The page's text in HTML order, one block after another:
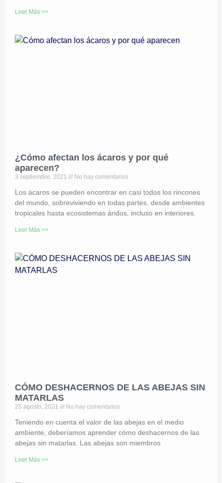
Leer Más >>
¿Cómo afectan los ácaros y por qué
aparecen?
3 septiembre, 2021 No hay comentarios
Los ácaros se pueden encontrar en casi todos los rincones
del mundo, sobreviviendo en todas partes, desde ambientes
tropicales hasta ecosistemas áridos, incluso en interiores.
Leer Más >>
CÓMO DESHACERNOS DE LAS ABEJAS SIN
MATARLAS
25 agosto, 2021 No hay comentarios
Teniendo en cuenta el valor de las abejas en el medio
ambiente, deberíamos aprender cómo deshacernos de las
abejas sin matarlas. Las abejas son miembros
Leer Más >>